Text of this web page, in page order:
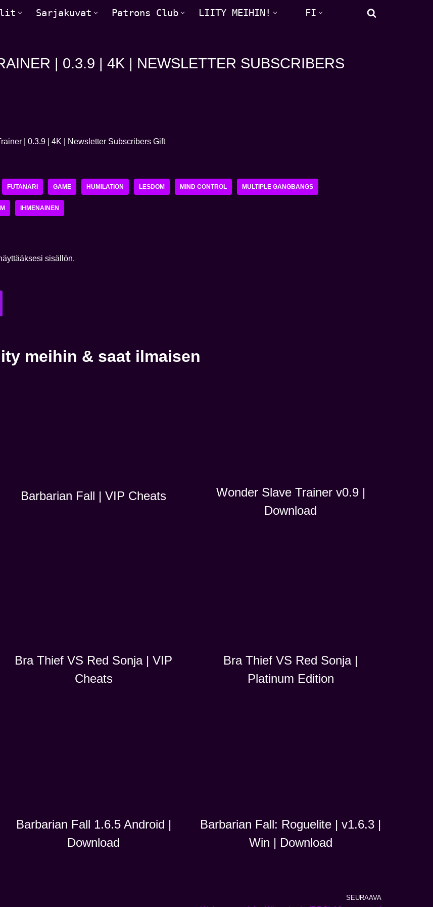
Sarjakuvat Patrons Club LIITY MEIHIN! FI
| 0.3.9 | 4K | NEWSLETTER SUBSCRIBERS
FUTANARI GAME HUMILATION LESDOM MIND CONTROL MULTIPLE GANGBANGS
IHMENAINEN
sisällön.
meihin & saat ilmaisen
Barbarian Fall | VIP Cheats
Wonder Slave Trainer v0.9 |
Download
Bra Thief VS Red Sonja | VIP
Cheats
Bra Thief VS Red Sonja |
Platinum Edition
Barbarian Fall 1.6.5 Android |
Download
Barbarian Fall: Roguelite | v1.6.3 |
Win | Download
SEURAAVA